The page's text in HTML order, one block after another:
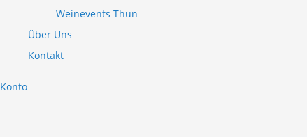
Weinevents Thun
Über Uns
Kontakt
Konto